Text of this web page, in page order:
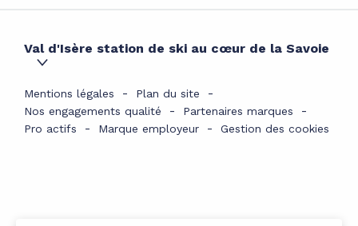
Val d'Isère station de ski au cœur de la Savoie
Mentions légales
Plan du site
Nos engagements qualité
Partenaires marques
Pro actifs
Marque employeur Gestion des cookies